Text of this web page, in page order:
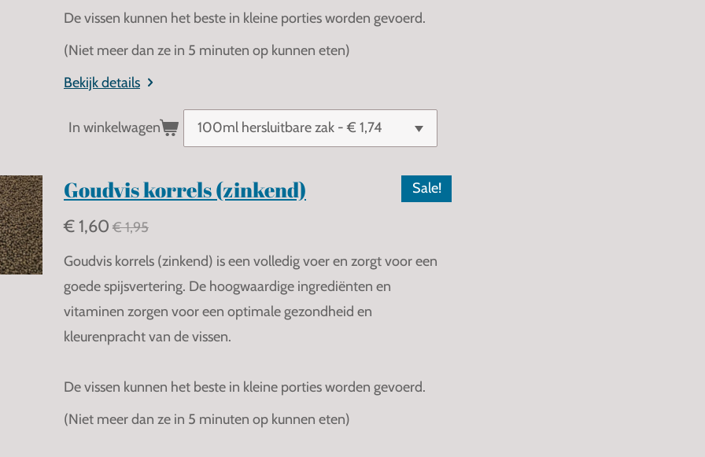
De vissen kunnen het beste in kleine porties worden gevoerd.
(Niet meer dan ze in 5 minuten op kunnen eten)
Bekijk details
In winkelwagen
Sale!
Goudvis korrels (zinkend)
€ 1,60 € 1,95
Goudvis korrels (zinkend) is een volledig voer en zorgt voor een
goede spijsvertering. De hoogwaardige ingrediënten en
vitaminen zorgen voor een optimale gezondheid en
kleurenpracht van de vissen.
De vissen kunnen het beste in kleine porties worden gevoerd.
(Niet meer dan ze in 5 minuten op kunnen eten)